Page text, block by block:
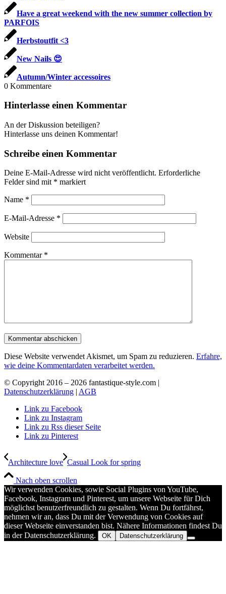
Have a great weekend with the new summer collection by
PARFOIS
Herbstoutfit <3
New Nails 😍
Autumn/Winter accessoires
0 Kommentare
Hinterlasse einen Kommentar
An der Diskussion beteiligen?
Hinterlasse uns deinen Kommentar!
Schreibe einen Kommentar
Deine E-Mail-Adresse wird nicht veröffentlicht. Erforderliche
Felder sind mit * markiert
Name *
E-Mail-Adresse *
Website
Kommentar *
Diese Website verwendet Akismet, um Spam zu reduzieren. Erfahre,
wie deine Kommentardaten verarbeitet werden.
© Copyright 2016 – 2026 fantastique-style.com |
Datenschutzerklärung | AGB
Link zu Facebook
Link zu Instagram
Link zu Rss dieser Seite
Link zu Pinterest
Architecture love Casual Look for spring
Nach oben scrollen
Wir verwenden Cookies, sowie Social Plugins von YouTube,
Facebook, Instagram und Pinterest, um unsere Webseite für Dich
möglichst benutzerfreundlich zu gestalten. Wenn Du fortfährst,
nehmen wir an, dass Du mit der Verwendung von Cookies auf
dieser Webseite einverstanden bist. Nähere Informationen findest Du
in der Datenschutzerklärung.
OK Datenschutzerklärung